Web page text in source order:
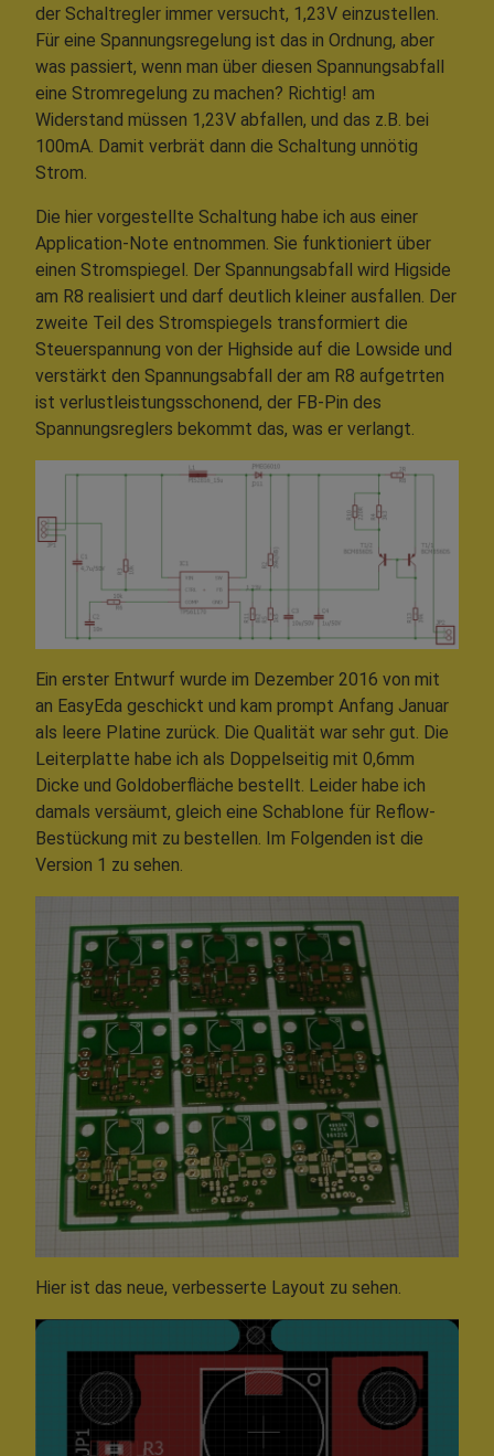
der Schaltregler immer versucht, 1,23V einzustellen.
Für eine Spannungsregelung ist das in Ordnung, aber
was passiert, wenn man über diesen Spannungsabfall
eine Stromregelung zu machen? Richtig! am
Widerstand müssen 1,23V abfallen, und das z.B. bei
100mA. Damit verbrät dann die Schaltung unnötig
Strom.
Die hier vorgestellte Schaltung habe ich aus einer
Application-Note entnommen. Sie funktioniert über
einen Stromspiegel. Der Spannungsabfall wird Higside
am R8 realisiert und darf deutlich kleiner ausfallen. Der
zweite Teil des Stromspiegels transformiert die
Steuerspannung von der Highside auf die Lowside und
verstärkt den Spannungsabfall der am R8 aufgetrten
ist verlustleistungsschonend, der FB-Pin des
Spannungsreglers bekommt das, was er verlangt.
Ein erster Entwurf wurde im Dezember 2016 von mit
an EasyEda geschickt und kam prompt Anfang Januar
als leere Platine zurück. Die Qualität war sehr gut. Die
Leiterplatte habe ich als Doppelseitig mit 0,6mm
Dicke und Goldoberfläche bestellt. Leider habe ich
damals versäumt, gleich eine Schablone für Reflow-
Bestückung mit zu bestellen. Im Folgenden ist die
Version 1 zu sehen.
Hier ist das neue, verbesserte Layout zu sehen.